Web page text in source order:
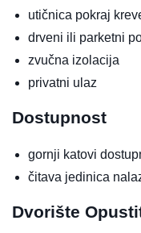
utičnica pokraj
drveni ili parketni
zvučna izolacija
privatni ulaz
Dostupnost
gornji katovi
čitava jedinica
Dvorište